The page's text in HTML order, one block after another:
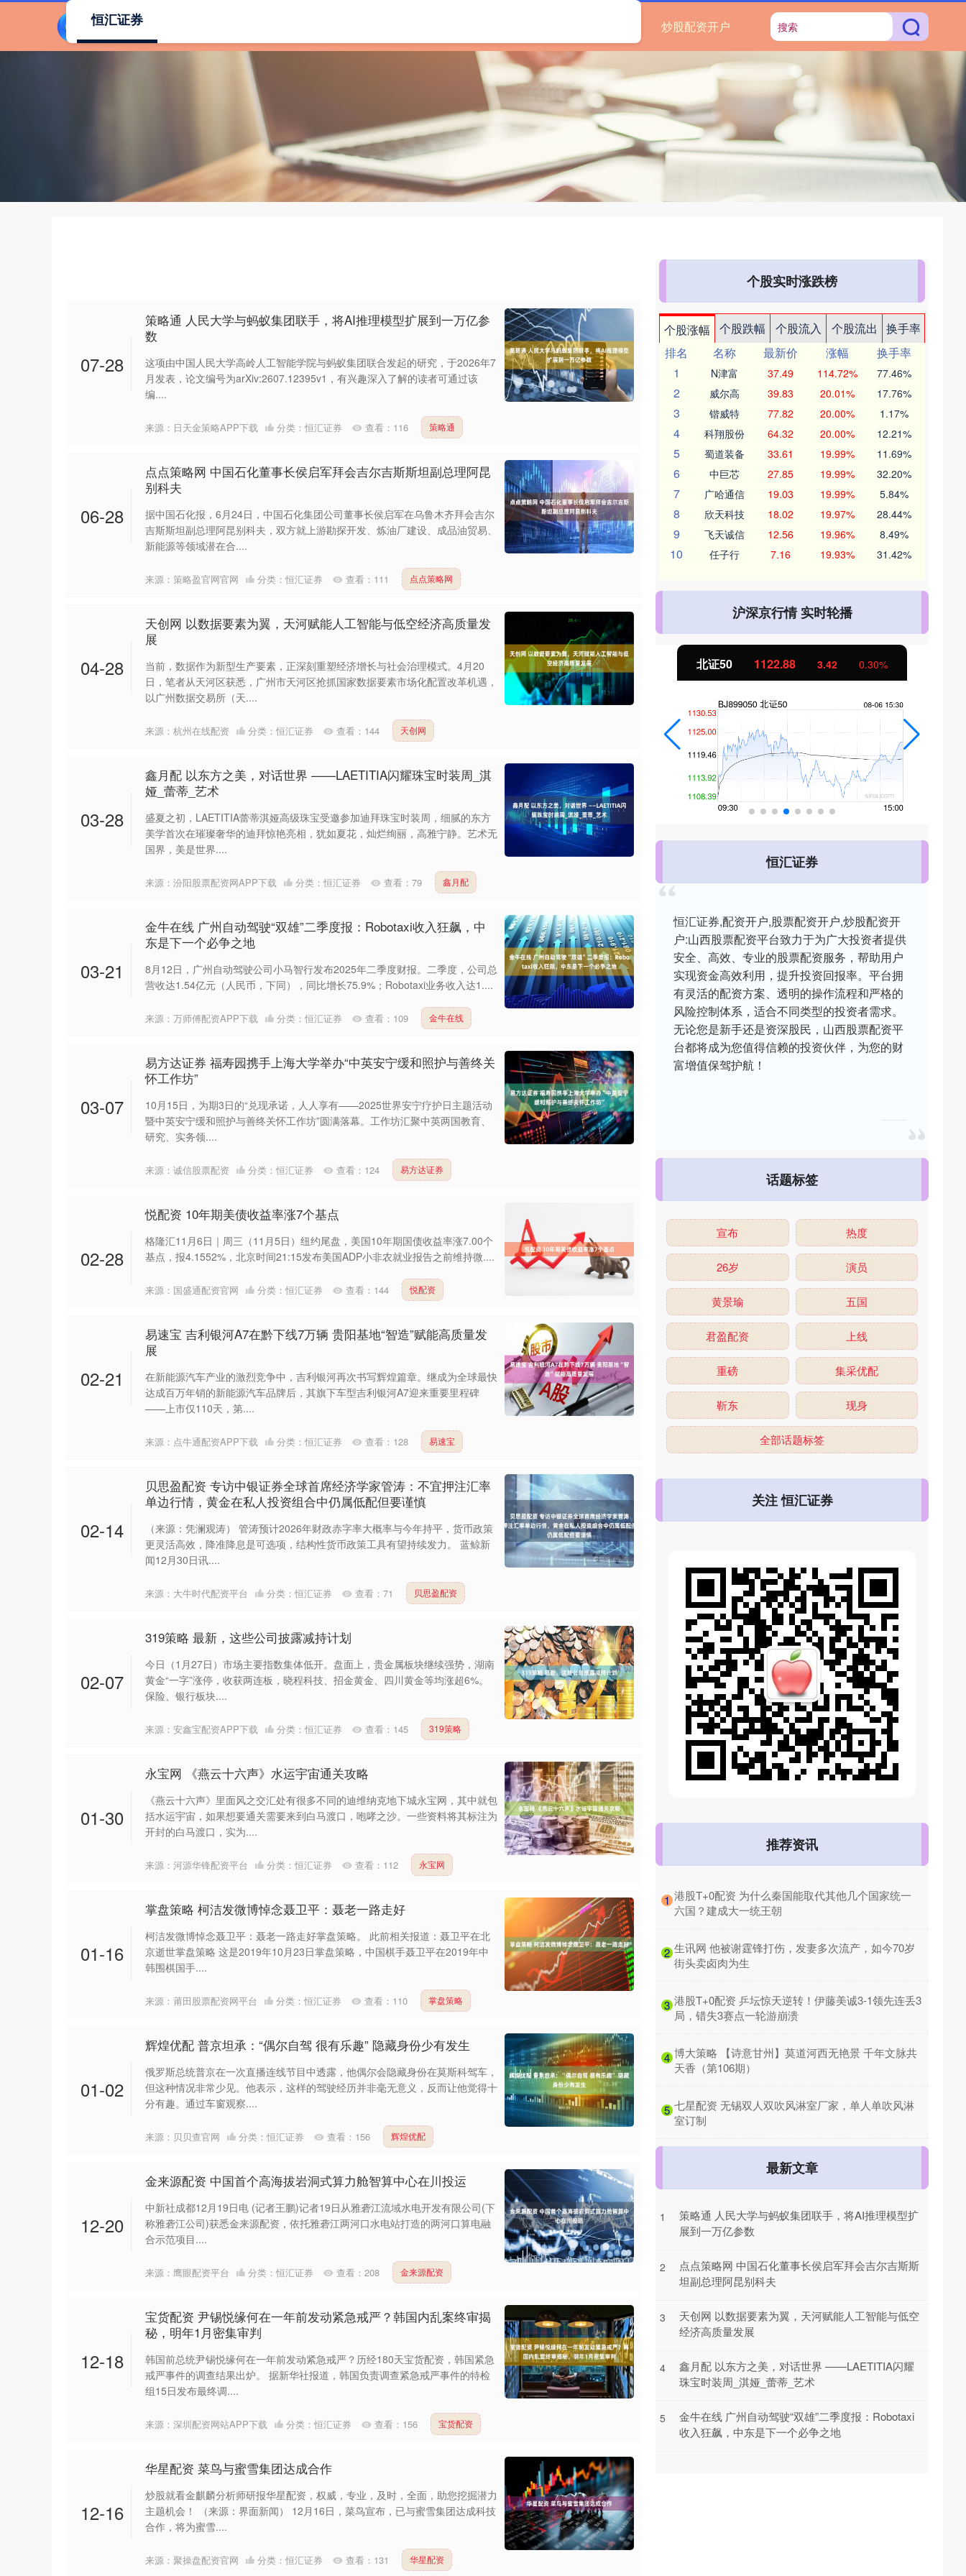
炒股配资开户
恒汇证券
07-28
策略通 人民大学与蚂蚁集团联手，将AI推理模型扩展到一万亿参
数
这项由中国人民大学高岭人工智能学院与蚂蚁集团联合发起的研究，于2026年7
月发表，论文编号为arXiv:2607.12395v1，有兴趣深入了解的读者可通过该
编....
来源：日天金策略APP下载 分类： 恒汇证券 查看： 116 策略通
06-28
点点策略网 中国石化董事长侯启军拜会吉尔吉斯斯坦副总理阿昆
别科夫
据中国石化报，6月24日，中国石化集团公司董事长侯启军在乌鲁木齐拜会吉尔
吉斯斯坦副总理阿昆别科夫，双方就上游勘探开发、炼油厂建设、成品油贸易、
新能源等领域潜在合....
来源：策略盈官网官网 分类： 恒汇证券 查看： 111 点点策略网
04-28
天创网 以数据要素为翼，天河赋能人工智能与低空经济高质量发
展
当前，数据作为新型生产要素，正深刻重塑经济增长与社会治理模式。4月20
日，笔者从天河区获悉，广州市天河区抢抓国家数据要素市场化配置改革机遇，
以广州数据交易所（天....
来源：杭州在线配资 分类： 恒汇证券 查看： 144 天创网
03-28
鑫月配 以东方之美，对话世界 ——LAETITIA闪耀珠宝时装周_淇
娅_蕾蒂_艺术
盛夏之初，LAETITIA蕾蒂淇娅高级珠宝受邀参加迪拜珠宝时装周，细腻的东方
美学首次在璀璨奢华的迪拜惊艳亮相，犹如夏花，灿烂绚丽，高雅宁静。艺术无
国界，美是世界....
来源：汾阳股票配资网APP下载 分类： 恒汇证券 查看： 79 鑫月配
03-21
金牛在线 广州自动驾驶“双雄”二季度报：Robotaxi收入狂飙，中
东是下一个必争之地
8月12日，广州自动驾驶公司小马智行发布2025年二季度财报。二季度，公司总
营收达1.54亿元（人民币，下同），同比增长75.9%；Robotaxi业务收入达1....
来源：万师傅配资APP下载 分类： 恒汇证券 查看： 109 金牛在线
03-07
易方达证券 福寿园携手上海大学举办“中英安宁缓和照护与善终关
怀工作坊”
10月15日，为期3日的“兑现承诺，人人享有——2025世界安宁疗护日主题活动
暨中英安宁缓和照护与善终关怀工作坊”圆满落幕。工作坊汇聚中英两国教育、
研究、实务领....
来源：诚信股票配资 分类： 恒汇证券 查看： 124 易方达证券
02-28
悦配资 10年期美债收益率涨7个基点
格隆汇11月6日｜周三（11月5日）纽约尾盘，美国10年期国债收益率涨7.00个
基点，报4.1552%，北京时间21:15发布美国ADP小非农就业报告之前维持微....
来源：国盛通配资官网 分类： 恒汇证券 查看： 144 悦配资
02-21
易速宝 吉利银河A7在黔下线7万辆 贵阳基地“智造”赋能高质量发
展
在新能源汽车产业的激烈竞争中，吉利银河再次书写辉煌篇章。继成为全球最快
达成百万年销的新能源汽车品牌后，其旗下车型吉利银河A7迎来重要里程碑
——上市仅110天，第....
来源：点牛通配资APP下载 分类： 恒汇证券 查看： 128 易速宝
02-14
贝思盈配资 专访中银证券全球首席经济学家管涛：不宜押注汇率
单边行情，黄金在私人投资组合中仍属低配但要谨慎
（来源：凭澜观涛） 管涛预计2026年财政赤字率大概率与今年持平，货币政策
更灵活高效，降准降息是可选项，结构性货币政策工具有望持续发力。 蓝鲸新
闻12月30日讯....
来源：大牛时代配资平台 分类： 恒汇证券 查看： 71 贝思盈配资
02-07
319策略 最新，这些公司披露减持计划
今日（1月27日）市场主要指数集体低开。盘面上，贵金属板块继续强势，湖南
黄金“一字”涨停，收获两连板，晓程科技、招金黄金、四川黄金等均涨超6%。
保险、银行板块....
来源：安鑫宝配资APP下载 分类： 恒汇证券 查看： 145 319策略
01-30
永宝网 《燕云十六声》水运宇宙通关攻略
《燕云十六声》里面风之交汇处有很多不同的迪维纳克地下城永宝网，其中就包
括水运宇宙，如果想要通关需要来到白马渡口，咆哮之沙。一些资料将其标注为
开封的白马渡口，实为....
来源：河源华锋配资平台 分类： 恒汇证券 查看： 112 永宝网
01-16
掌盘策略 柯洁发微博悼念聂卫平：聂老一路走好
柯洁发微博悼念聂卫平：聂老一路走好掌盘策略。 此前相关报道：聂卫平在北
京逝世掌盘策略 这是2019年10月23日掌盘策略，中国棋手聂卫平在2019年中
韩围棋国手....
来源：莆田股票配资网平台 分类： 恒汇证券 查看： 110 掌盘策略
01-02
辉煌优配 普京坦承：“偶尔自驾 很有乐趣” 隐藏身份少有发生
俄罗斯总统普京在一次直播连线节目中透露，他偶尔会隐藏身份在莫斯科驾车，
但这种情况非常少见。他表示，这样的驾驶经历并非毫无意义，反而让他觉得十
分有趣。通过车窗观察....
来源：贝贝查官网 分类： 恒汇证券 查看： 156 辉煌优配
12-20
金来源配资 中国首个高海拔岩洞式算力舱智算中心在川投运
中新社成都12月19日电 (记者王鹏)记者19日从雅砻江流域水电开发有限公司(下
称雅砻江公司)获悉金来源配资，依托雅砻江两河口水电站打造的两河口算电融
合示范项目....
来源：鹰眼配资平台 分类： 恒汇证券 查看： 208 金来源配资
12-18
宝货配资 尹锡悦缘何在一年前发动紧急戒严？韩国内乱案终审揭
秘，明年1月密集审判
韩国前总统尹锡悦缘何在一年前发动紧急戒严？历经180天宝货配资，韩国紧急
戒严事件的调查结果出炉。 据新华社报道，韩国负责调查紧急戒严事件的特检
组15日发布最终调....
来源：深圳配资网站APP下载 分类： 恒汇证券 查看： 156 宝货配资
12-16
华星配资 菜鸟与蜜雪集团达成合作
炒股就看金麒麟分析师研报华星配资，权威，专业，及时，全面，助您挖掘潜力
主题机会！ （来源：界面新闻） 12月16日，菜鸟宣布，已与蜜雪集团达成科技
合作，将为蜜雪....
来源：聚操盘配资官网 分类： 恒汇证券 查看： 131 华星配资
个股实时涨跌榜
个股涨幅 个股跌幅 个股流入 个股流出
换手率
排名
名称 最新价 涨幅
换手率
1
N津富 37.49 114.72% 77.46%
2 威尔高 39.83 20.01% 17.76%
3 锴威特 77.82 20.00% 1.17%
4 科翔股份 64.32 20.00% 12.21%
5 蜀道装备 33.61 19.99% 11.69%
6 中巨芯 27.85 19.99% 32.20%
7 广哈通信 19.03 19.99% 5.84%
8 欣天科技 18.02 19.97% 28.44%
9 飞天诚信 12.56 19.96% 8.49%
10 任子行 7.16 19.93% 31.42%
沪深京行情 实时轮播
深证成指 14110.12 -34.08 -0.24% 沪深300 4651.31 -6.85 -0.15% 北证50 1122.88 3.42 0.30%
恒汇证券
恒汇证券,配资开户,股票配资开户,炒股配资开
户:山西股票配资平台致力于为广大投资者提供
安全、高效、专业的股票配资服务，帮助用户
实现资金高效利用，提升投资回报率。平台拥
有灵活的配资方案、透明的操作流程和严格的
风险控制体系，适合不同类型的投资者需求。
无论您是新手还是资深股民，山西股票配资平
台都将成为您值得信赖的投资伙伴，为您的财
富增值保驾护航！
话题标签
宣布 热度
26岁 演员
黄景瑜 五国
君盈配资 上线
重磅 集采优配
靳东 现身
全部话题标签
关注 恒汇证券
推荐资讯
1 ​港股T+0配资 为什么秦国能取代其他几个国家统一
六国？建成大一统王朝
2 ​生讯网 他被谢霆锋打伤，发妻多次流产，如今70岁
街头卖卤肉为生
3 ​港股T+0配资 乒坛惊天逆转！伊藤美诚3-1领先连丢3
局，错失3赛点一轮游崩溃
4 ​博大策略 【诗意甘州】莫道河西无艳景 千年文脉共
天香（第106期）
5 ​七星配资 无锡双人双吹风淋室厂家，单人单吹风淋
室订制
最新文章
1
策略通 人民大学与蚂蚁集团联手，将AI推理模型扩
展到一万亿参数
2
点点策略网 中国石化董事长侯启军拜会吉尔吉斯斯
坦副总理阿昆别科夫
3
天创网 以数据要素为翼，天河赋能人工智能与低空
经济高质量发展
4
鑫月配 以东方之美，对话世界 ——LAETITIA闪耀
珠宝时装周_淇娅_蕾蒂_艺术
5
金牛在线 广州自动驾驶“双雄”二季度报：Robotaxi
收入狂飙，中东是下一个必争之地